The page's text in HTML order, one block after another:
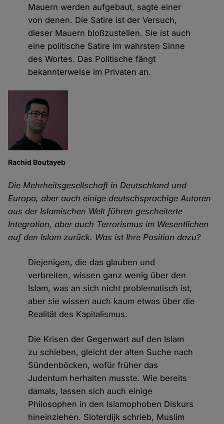
Mauern werden aufgebaut, sagte einer
von denen. Die Satire ist der Versuch,
dieser Mauern bloßzustellen. Sie ist auch
eine politische Satire im wahrsten Sinne
des Wortes. Das Politische fängt
bekannterweise im Privaten an.
Rachid Boutayeb
Die Mehrheitsgesellschaft in Deutschland und
Europa, aber auch einige deutschsprachige Autoren
aus der Islamischen Welt führen gescheiterte
Integration, aber auch Terrorismus im Wesentlichen
auf den Islam zurück. Was ist Ihre Position dazu?
Diejenigen, die das glauben und
verbreiten, wissen ganz wenig über den
Islam, was an sich nicht problematisch ist,
aber sie wissen auch kaum etwas über die
Realität des Kapitalismus.
Die Krisen der Gegenwart auf den Islam
zu schieben, gleicht der alten Suche nach
Sündenböcken, wofür früher das
Judentum herhalten musste. Wie bereits
damals, lassen sich auch einige
Philosophen in den Islamophoben Diskurs
hineinziehen. Sloterdijk schrieb, Muslim